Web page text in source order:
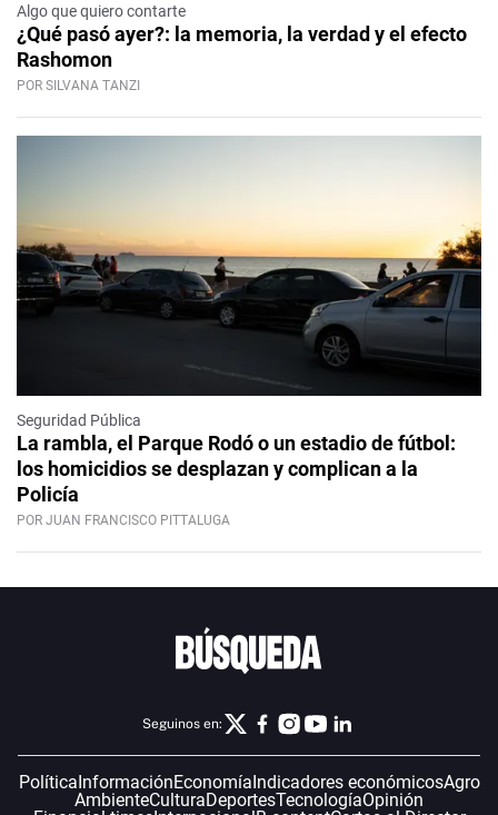
Algo que quiero contarte
¿Qué pasó ayer?: la memoria, la verdad y el efecto
Rashomon
POR SILVANA TANZI
Seguridad Pública
La rambla, el Parque Rodó o un estadio de fútbol:
los homicidios se desplazan y complican a la
Policía
POR JUAN FRANCISCO PITTALUGA
Seguinos en:
PolíticaInformaciónEconomíaIndicadores económicosAgro
AmbienteCulturaDeportesTecnologíaOpinión